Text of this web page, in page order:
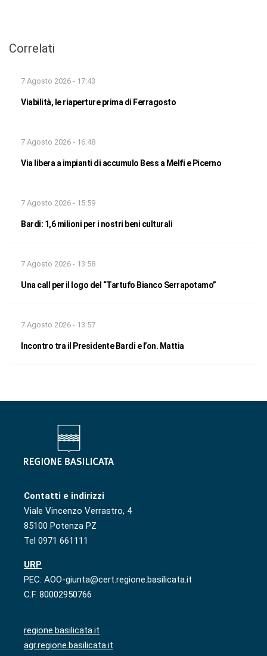
Correlati
7 Agosto 2026 - 17:43
Viabilità, le riaperture prima di Ferragosto
7 Agosto 2026 - 16:48
Via libera a impianti di accumulo Bess a Melfi e Picerno
7 Agosto 2026 - 15:59
Bardi: 1,6 milioni per i nostri beni culturali
7 Agosto 2026 - 13:58
Una call per il logo del “Tartufo Bianco Serrapotamo”
7 Agosto 2026 - 13:57
Incontro tra il Presidente Bardi e l’on. Mattia
Contatti e indirizzi
Viale Vincenzo Verrastro, 4
85100 Potenza PZ
Tel 0971 661111
URP
PEC: AOO-giunta@cert.regione.basilicata.it
C.F. 80002950766
regione.basilicata.it
agr.regione.basilicata.it